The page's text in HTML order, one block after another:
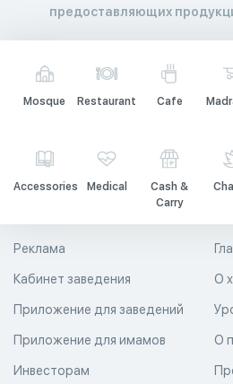
предоставляющих
Mosque Restaurant Cafe
Accessories Medical
Cash &
Carry
О
Реклама
Кабинет заведения
Приложение для заведений
Приложение для имамов О
Инвесторам